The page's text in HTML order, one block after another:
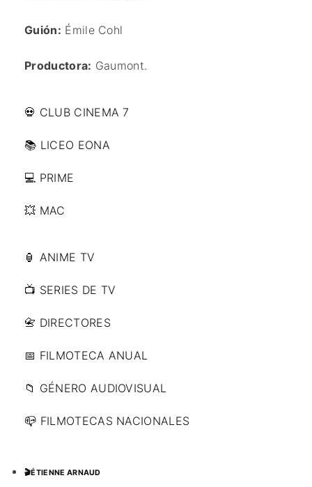
Guión: Émile Cohl
Productora: Gaumont.
💀 CLUB CINEMA 7
📚 LICEO EONA
💻 PRIME
💥 MAC
🏮 ANIME TV
📺 SERIES DE TV
📇 DIRECTORES
📅 FILMOTECA ANUAL
📁 GÉNERO AUDIOVISUAL
📪 FILMOTECAS NACIONALES
🎬ÉTIENNE ARNAUD